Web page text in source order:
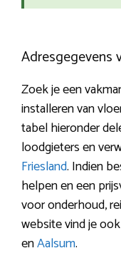
Adresgegevens
Zoek je een
installeren van
tabel hieronder
loodgieters en
Friesland. Indien
helpen en een
voor onderhoud,
website vind je
enAalsum.